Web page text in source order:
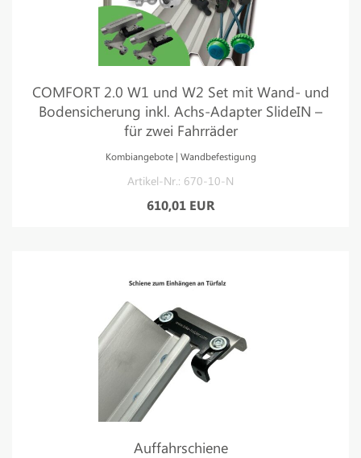
COMFORT 2.0 W1 und W2 Set mit Wand- und
Bodensicherung inkl. Achs-Adapter SlideIN –
für zwei Fahrräder
Kombiangebote | Wandbefestigung
Artikel-Nr.: 670-10-N
610,01 EUR
Auffahrschiene